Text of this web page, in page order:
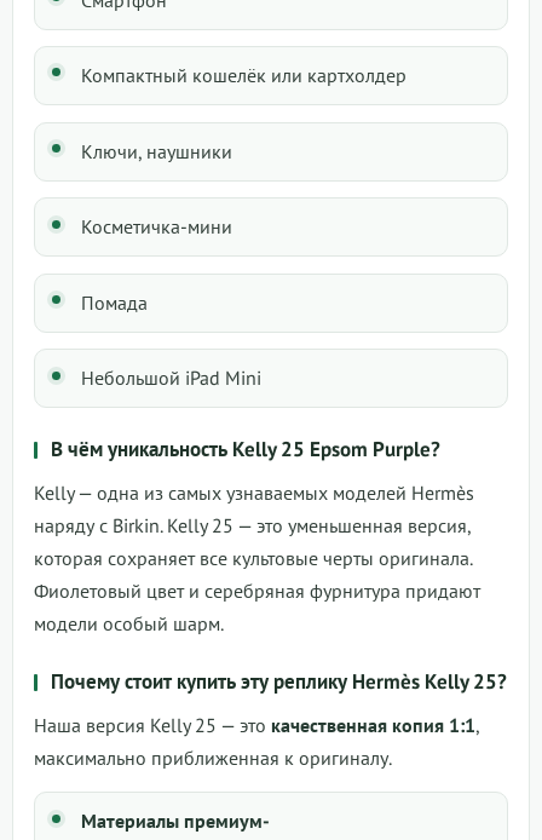
Компактный кошелёк или картхолдер
Ключи, наушники
Косметичка-мини
Помада
Небольшой iPad Mini
В чём уникальность Kelly 25 Epsom Purple?
Kelly — одна из самых узнаваемых моделей Hermès
наряду с Birkin. Kelly 25 — это уменьшенная версия,
которая сохраняет все культовые черты оригинала.
Фиолетовый цвет и серебряная фурнитура придают
модели особый шарм.
Почему стоит купить эту реплику Hermès Kelly 25?
Наша версия Kelly 25 — это качественная копия 1:1,
максимально приближенная к оригиналу.
Материалы премиум-